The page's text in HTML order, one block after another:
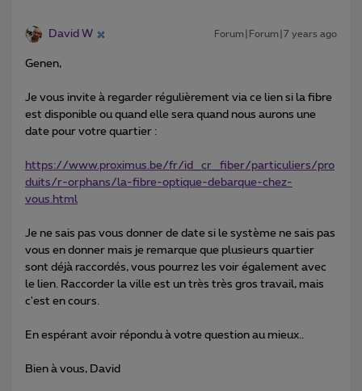
David W Forum|Forum|7 years ago
Genen,
Je vous invite à regarder régulièrement via ce lien si la fibre
est disponible ou quand elle sera quand nous aurons une
date pour votre quartier :
https://www.proximus.be/fr/id_cr_fiber/particuliers/pro
duits/r-orphans/la-fibre-optique-debarque-chez-
vous.html
Je ne sais pas vous donner de date si le système ne sais pas
vous en donner mais je remarque que plusieurs quartier
sont déjà raccordés, vous pourrez les voir également avec
le lien. Raccorder la ville est un très très gros travail, mais
c'est en cours.
En espérant avoir répondu à votre question au mieux..
Bien à vous, David